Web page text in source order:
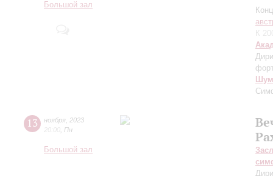
Большой зал
К
13 ноября 2023
20:00 Пн
Большой зал